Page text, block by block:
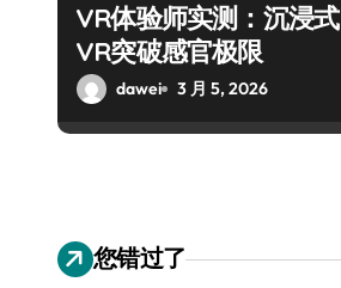
VR体验师实测：沉浸式
VR突破感官极限
dawei 3 月 5, 2026
您错过了